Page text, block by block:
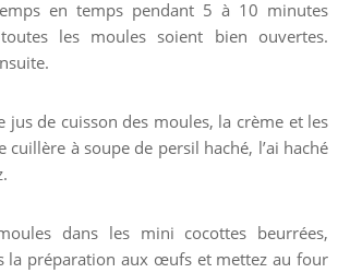
en temps pendant 5 à 10 minutes
les moules soient bien ouvertes.
jus de cuisson des moules, la crème et les
à soupe de persil haché, l’ai haché
dans les mini cocottes beurrées,
la préparation aux œufs et mettez au four